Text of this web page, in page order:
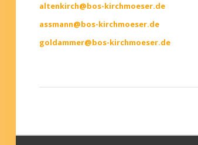
altenkirch@bos-kirchmoeser.de
assmann@bos-kirchmoeser.de
goldammer@bos-kirchmoeser.de